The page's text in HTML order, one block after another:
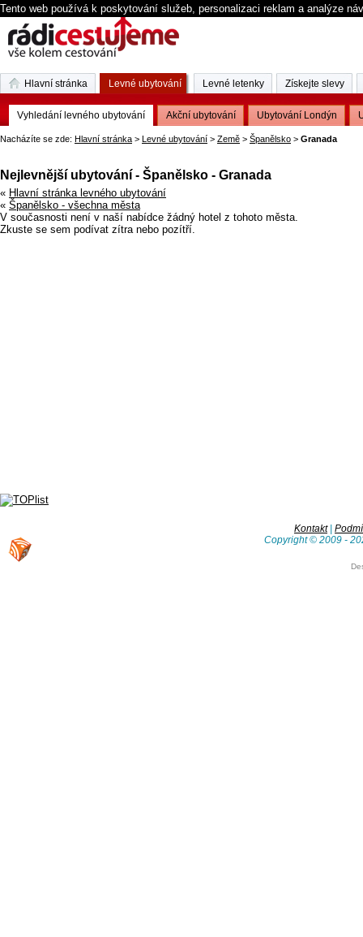
Tento web používá k poskytování služeb, personalizaci reklam a analýze
Nacházíte se zde: Hlavní stránka > Levné ubytování > Země > Španělsko > Granada
Nejlevnější ubytování - Španělsko - Granada
« Hlavní stránka levného ubytování
« Španělsko - všechna města
V současnosti není v naší nabídce žádný hotel z tohoto města.
Zkuste se sem podívat zítra nebo pozítří.
Kontakt|
Copyright © 2009 -
Hlavní stránka Levné ubytování
Vyhledání levného ubytování Akční ubytování Ubytování Londýn
Levné letenky Získejte slevy